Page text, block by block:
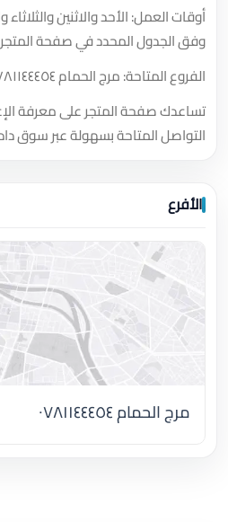
أوقات العمل: الأحد والاثنين
وفق الجدول المحدد في صفحة
الفروع المتاحة: مرج الحمام ٠٧٨١١٤٤٤٥٤.
تساعدك صفحة المتجر على معرفة
التواصل المتاحة بسهولة عبر سوق
الأفرع
مرج الحمام ٠٧٨١١٤٤٤٥٤